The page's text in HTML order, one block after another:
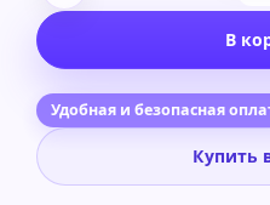
В
Удобная и безопасная
Купить